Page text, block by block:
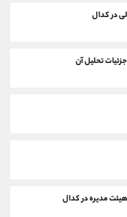
در کدال
تحلیل آن
مدیره در کدال